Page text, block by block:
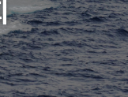
g
a
t
i
o
n